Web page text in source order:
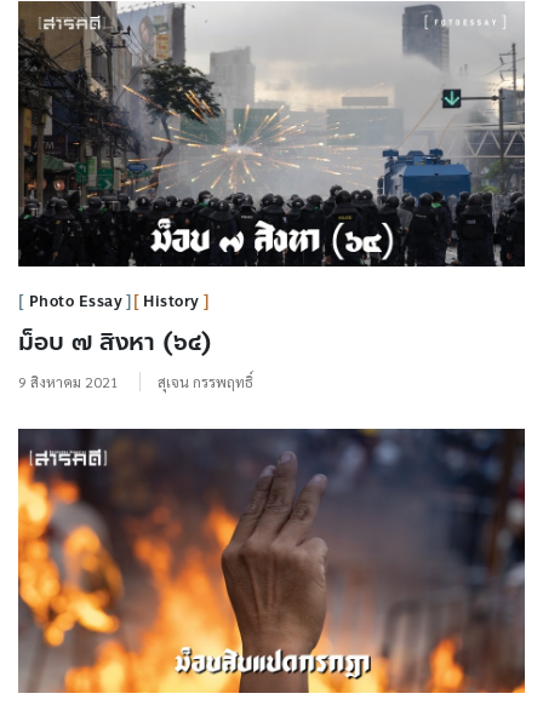
Photo Essay History
ม็อบ ๗ สิงหา (๖๔)
9 สิงหาคม 2021 สุเจน กรรพฤทธิ์